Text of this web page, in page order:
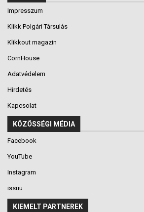
Impresszum
Klikk Polgári Társulás
Klikkout magazin
CornHouse
Adatvédelem
Hirdetés
Kapcsolat
KÖZÖSSÉGI MÉDIA
Facebook
YouTube
Instagram
issuu
KIEMELT PARTNEREK